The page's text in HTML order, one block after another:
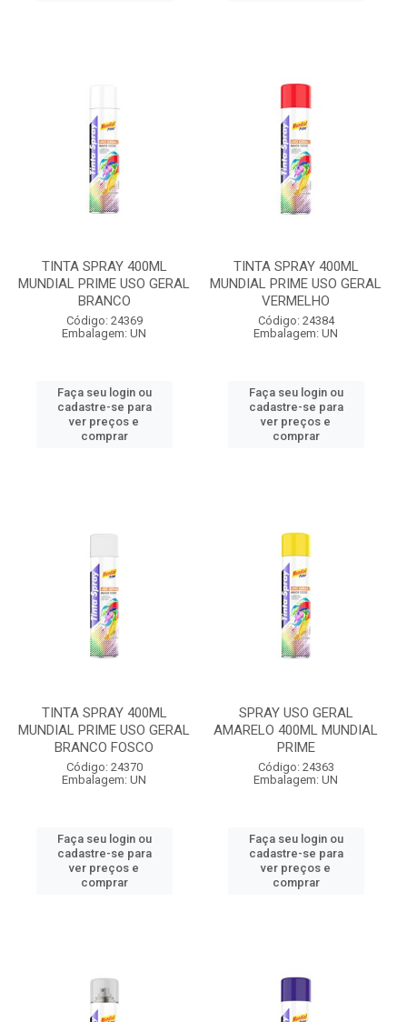
TINTA SPRAY 400ML
MUNDIAL PRIME USO GERAL
BRANCO
Código: 24369
Embalagem: UN
Faça seu login ou
cadastre-se para
ver preços e
comprar
TINTA SPRAY 400ML
MUNDIAL PRIME USO GERAL
VERMELHO
Código: 24384
Embalagem: UN
Faça seu login ou
cadastre-se para
ver preços e
comprar
TINTA SPRAY 400ML
MUNDIAL PRIME USO GERAL
BRANCO FOSCO
Código: 24370
Embalagem: UN
Faça seu login ou
cadastre-se para
ver preços e
comprar
SPRAY USO GERAL
AMARELO 400ML MUNDIAL
PRIME
Código: 24363
Embalagem: UN
Faça seu login ou
cadastre-se para
ver preços e
comprar